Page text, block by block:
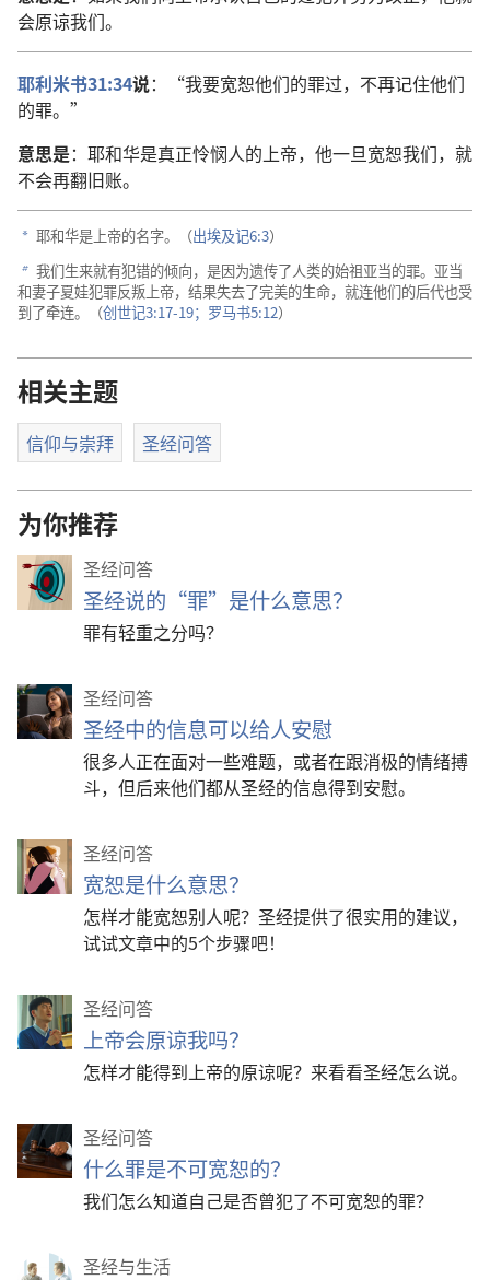
会原谅我们。
耶利米书31:34说：“我要宽恕他们的罪过，不再记住他们
的罪。”
意思是：耶和华是真正怜悯人的上帝，他一旦宽恕我们，就
不会再翻旧账。
a 耶和华是上帝的名字。（出埃及记6:3）
b 我们生来就有犯错的倾向，是因为遗传了人类的始祖亚当的罪。亚当
和妻子夏娃犯罪反叛上帝，结果失去了完美的生命，就连他们的后代也受
到了牵连。（创世记3:17-19； 罗马书5:12）
相关主题
信仰与崇拜 圣经问答
为你推荐
圣经问答
圣经说的“罪”是什么意思？
罪有轻重之分吗？
圣经问答
圣经中的信息可以给人安慰
很多人正在面对一些难题，或者在跟消极的情绪搏
斗，但后来他们都从圣经的信息得到安慰。
圣经问答
宽恕是什么意思？
怎样才能宽恕别人呢？圣经提供了很实用的建议，
试试文章中的5个步骤吧！
圣经问答
上帝会原谅我吗？
怎样才能得到上帝的原谅呢？来看看圣经怎么说。
圣经问答
什么罪是不可宽恕的？
我们怎么知道自己是否曾犯了不可宽恕的罪？
圣经与生活